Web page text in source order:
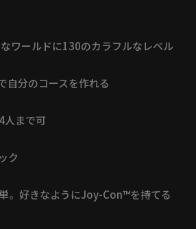
ワールドに130のカラフルなレベル
自分のコースを作れる
人まで可
ク
。好きなようにJoy-Con™を持てる